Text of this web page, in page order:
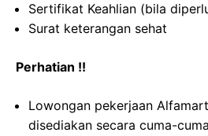
Sertifikat Keahlian (bila
Surat keterangan sehat
Perhatian !!
Lowongan pekerjaan
disediakan secara cuma-